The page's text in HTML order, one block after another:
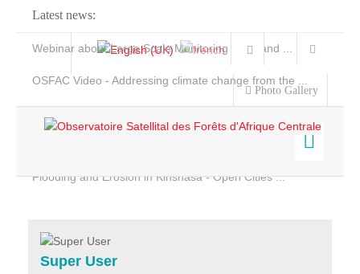
Latest news:
Webinar about Large Scale Monitoring and Land ...
OSFAC Video - Addressing climate change from the ...
Flooding and Erosion in Kinshasa - Open Cities ...
Photo Gallery
Home
Services
Projects
Super User